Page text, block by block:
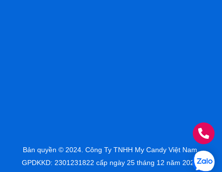
Bản quyền © 2024. Công Ty TNHH My Candy Việt Nam.
GPDKKD: 2301231822 cấp ngày 25 tháng 12 năm 2023.